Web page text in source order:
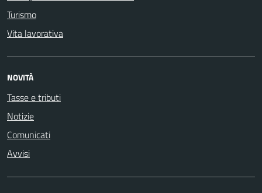
Turismo
Vita lavorativa
NOVITÀ
Tasse e tributi
Notizie
Comunicati
Avvisi